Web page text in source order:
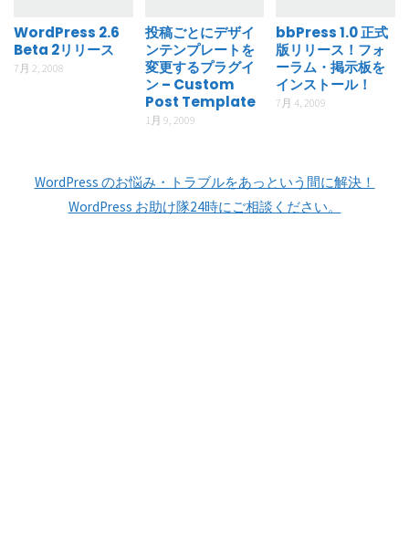
WordPress 2.6
Beta 2リリース
7月 2, 2008
投稿ごとにデザイ
ンテンプレートを
変更するプラグイ
ン – Custom
Post Template
1月 9, 2009
bbPress 1.0 正式
版リリース！フォ
ーラム・掲示板を
インストール！
7月 4, 2009
WordPress のお悩み・トラブルをあっという間に解決！
WordPress お助け隊24時にご相談ください。